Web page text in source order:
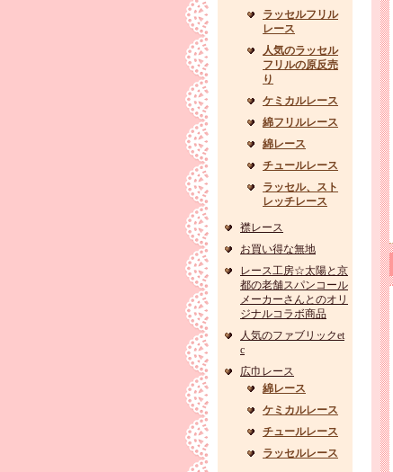
ラッセルフリル
レース
人気のラッセル
フリルの原反売
り
ケミカルレース
綿フリルレース
綿レース
チュールレース
ラッセル、スト
レッチレース
襟レース
お買い得な無地
レース工房☆太陽と京
都の老舗スパンコール
メーカーさんとのオリ
ジナルコラボ商品
人気のファブリックet
c
広巾レース
綿レース
ケミカルレース
チュールレース
ラッセルレース